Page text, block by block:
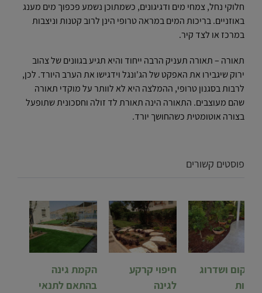
חלוקי נחל, צמחי מים ודגיגונים, כשמתוכן נשמע פכפוך מים מענג
באוזניים. בריכות המים במראה טרופי הינן לרוב קטנות וניצבות
במרכז או לצד קיר.
תאורה – תאורה תעניק הרבה ייחוד והיא תגיע בגוונים של צהוב
ירוק שיגבירו את האפקט של הג'ונגל וידגישו את הערב היורד. לכן,
לרבות בסגנון טרופי, ההמלצה היא לא לוותר על מוקדי תאורה
שהם מעוצבים. התאורה הינה תאורת לד זולה וחסכונית שתופעל
בצורה אוטומטית כשהחושך יורד.
פוסטים קשורים
הקמת גינה
בהתאם לתנאי
חיפוי קרקע
לגינה
שיקום ושדרוג
גינות